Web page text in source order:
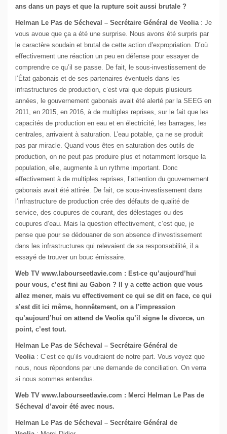
ans dans un pays et que la rupture soit aussi brutale ?
Helman Le Pas de Sécheval – Secrétaire Général de Veolia : Je
vous avoue que ça a été une surprise. Nous avons été surpris par
le caractère soudain et brutal de cette action d’expropriation. D’où
effectivement une réaction un peu en défense pour essayer de
comprendre ce qu’il se passe. De fait, le sous-investissement de
l’État gabonais et de ses partenaires éventuels dans les
infrastructures de production, c’est vrai que depuis plusieurs
années, le gouvernement gabonais avait été alerté par la SEEG en
2011, en 2015, en 2016, à de multiples reprises, sur le fait que les
capacités de production en eau et en électricité, les barrages, les
centrales, arrivaient à saturation. L’eau potable, ça ne se produit
pas par miracle. Quand vous êtes en saturation des outils de
production, on ne peut pas produire plus et notamment lorsque la
population, elle, augmente à un rythme important. Donc
effectivement à de multiples reprises, l’attention du gouvernement
gabonais avait été attirée. De fait, ce sous-investissement dans
l’infrastructure de production crée des défauts de qualité de
service, des coupures de courant, des délestages ou des
coupures d’eau. Mais la question effectivement, c’est que, je
pense que pour se dédouaner de son absence d’investissement
dans les infrastructures qui relevaient de sa responsabilité, il a
essayé de trouver un bouc émissaire.
Web TV www.labourseetlavie.com : Est-ce qu’aujourd’hui
pour vous, c’est fini au Gabon ? Il y a cette action que vous
allez mener, mais vu effectivement ce qui se dit en face, ce qui
s’est dit ici même, honnêtement, on a l’impression
qu’aujourd’hui on attend de Veolia qu’il signe le divorce, un
point, c’est tout.
Helman Le Pas de Sécheval – Secrétaire Général de
Veolia: C’est ce qu’ils voudraient de notre part. Vous voyez que
nous, nous répondons par une demande de conciliation. On verra
si nous sommes entendus.
Web TV www.labourseetlavie.com : Merci Helman Le Pas de
Sécheval d’avoir été avec nous.
Helman Le Pas de Sécheval – Secrétaire Général de